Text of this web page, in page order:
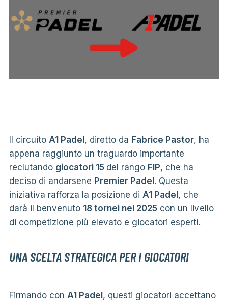
Il circuito A1 Padel, diretto da Fabrice Pastor, ha
appena raggiunto un traguardo importante
reclutando giocatori 15 del rango FIP, che ha
deciso di andarsene Premier Padel. Questa
iniziativa rafforza la posizione di A1 Padel, che
darà il benvenuto 18 tornei nel 2025con un livello
di competizione più elevato e giocatori esperti.
UNA SCELTA STRATEGICA PER I GIOCATORI
Firmando con A1 Padel, questi giocatori accettano